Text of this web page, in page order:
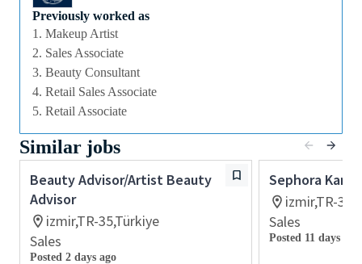
Tercihen güzellik sektöründe olmak üzere, geçmiş
perakende sektörü, müşteri ilişkileri deneyimi olan
Etkileyici, özgün ve kişiselleştirilmiş müşteri
hizmetleri sunma becerisi
Gündüz, gece, hafta sonları ve resmi tatiller de dahil
perakende saatlerinde çalışabilmeye ayak
Microsoft Office programlarında uzman olan
Adaylar, görüşme için davet edilmeleri durumunda,
ülkede yaşama ve çalışmaya engel bir durumun
olmadığının kanıtını sağlamak zorundadır.
Previously worked as
1. Makeup Artist
2. Sales Associate
3. Beauty Consultant
4. Retail Sales Associate
5. Retail Associate
Similar jobs
Beauty Advisor/Artist Beauty
Advisor
izmir,TR-35,Türkiye
Sales
Posted 2 days ago
Sephora
izmir,TR-
Sales
Posted 11 days ago